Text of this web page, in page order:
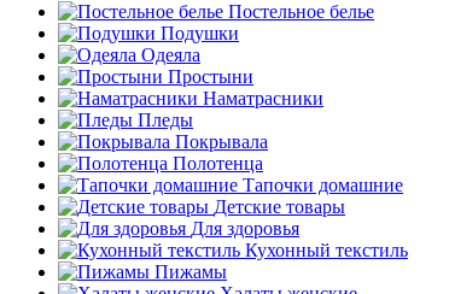
Постельное белье
Подушки
Одеяла
Простыни
Наматрасники
Пледы
Покрывала
Полотенца
Тапочки домашние
Детские товары
Для здоровья
Кухонный текстиль
Пижамы